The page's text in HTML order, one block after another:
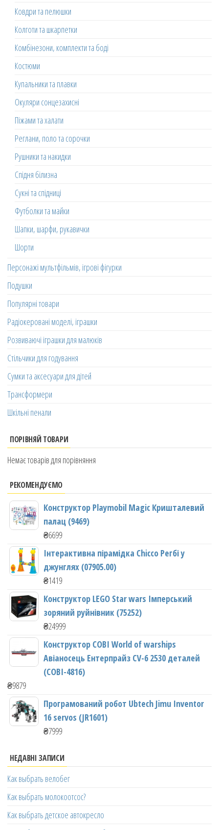
Ковдри та пелюшки
Колготи та шкарпетки
Комбінезони, комплекти та боді
Костюми
Купальники та плавки
Окуляри сонцезахисні
Піжами та халати
Реглани, поло та сорочки
Рушники та накидки
Спідня білизна
Сукні та спідниці
Футболки та майки
Шапки, шарфи, рукавички
Шорти
Персонажі мультфільмів, ігрові фігурки
Подушки
Популярні товари
Радіокеровані моделі, іграшки
Розвиваючі іграшки для малюків
Стільчики для годування
Сумки та аксесуари для дітей
Трансформери
Шкільні пенали
ПОРІВНЯЙ ТОВАРИ
Немає товарів для порівняння
РЕКОМЕНДУЄМО
Конструктор Playmobil Magic Кришталевий
палац (9469)
₴6699
Інтерактивна пірамідка Chicco Регбі у
джунглях (07905.00)
₴1419
Конструктор LEGO Star wars Імперський
зоряний руйнівник (75252)
₴24999
Конструктор COBI World of warships
Авіаносець Ентерпрайз CV-6 2530 деталей
(COBI-4816)
₴9879
Програмований робот Ubtech Jimu Inventor
16 servos (JR1601)
₴7999
НЕДАВНІ ЗАПИСИ
Как выбрать велобег
Как выбрать молокоотсос?
Как выбрать детское автокресло